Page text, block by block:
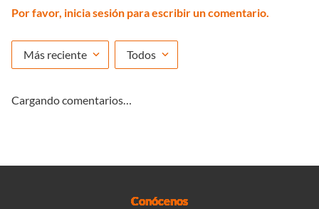
Por favor, inicia sesión para escribir un comentario.
Más reciente Todos
Cargando comentarios…
Conócenos